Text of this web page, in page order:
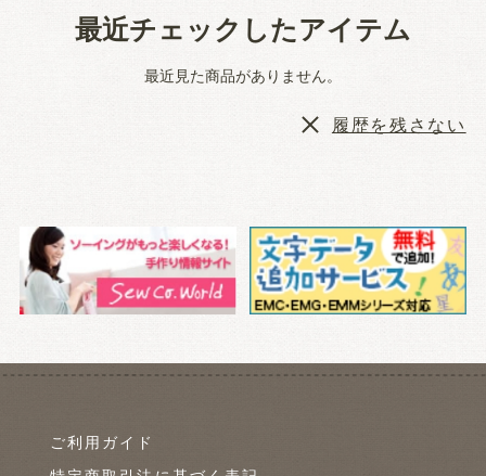
最近チェックしたアイテム
最近見た商品がありません。
履歴を残さない
ご利用ガイド